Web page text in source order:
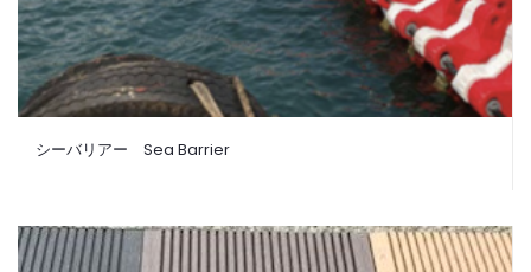
シーバリアー Sea Barrier